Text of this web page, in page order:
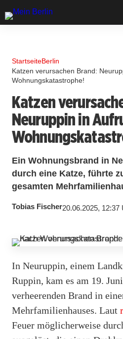
StartseiteBerlin
Katzen verursachen Brand:
Wohnungskatastrophe!
Katzen
Neuruppin in
Ein Wohnungsbrand in
durch eine Katze, führte
gesamten
Tobias Fischer20.06.2025, 12:37
In Neuruppin, einem
Ruppin, kam es am 19.
verheerenden Brand in
Mehrfamilienhauses. Laut
Feuer möglicherweise